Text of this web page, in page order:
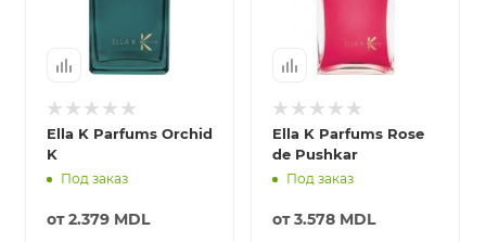
Ella K Parfums Orchid
K
Под заказ
от2.379 MDL
Ella K Parfums Rose
de Pushkar
Под заказ
от3.578 MDL